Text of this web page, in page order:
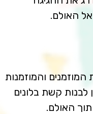
אל האולם.
והמוזמנות
קשת בלונים
האולם.